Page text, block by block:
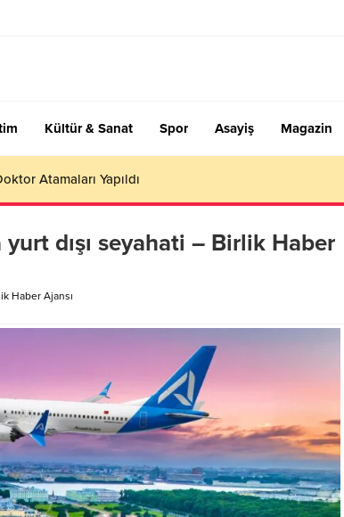
Kültür & Sanat Spor Asayiş Magazin
Atamaları Yapıldı
dışı seyahati – Birlik Haber
Haber Ajansı